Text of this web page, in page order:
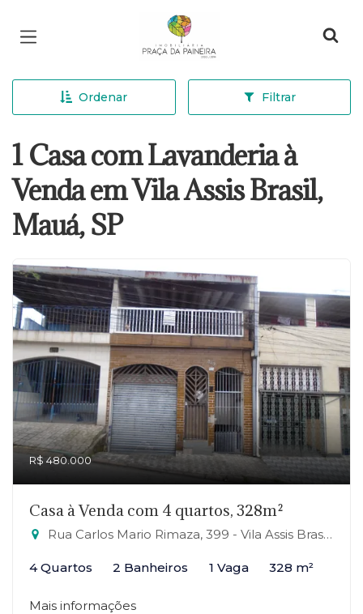
Página inicial
Ordenar Filtrar
1 Casa com Lavanderia à
Venda em Vila Assis Brasil,
Mauá, SP
R$ 480.000
Casa à Venda com 4 quartos, 328m²
Rua Carlos Mario Rimaza, 399 - Vila Assis Brasil, Mauá-SP
4 Quartos 2 Banheiros 1 Vaga 328 m²
Mais informações